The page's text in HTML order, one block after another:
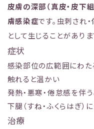
皮膚の深部（真皮・皮下
膚感染症です。虫刺され
として生じることがありま
症状
感染部位の広範囲にわた
触れると温かい
発熱・悪寒・倦怠感を伴
下腿（すね・ふくらはぎ）
治療